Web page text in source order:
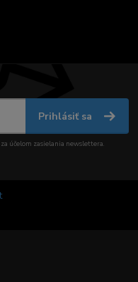
Prihlásiť sa
za účelom zasielania newslettera.